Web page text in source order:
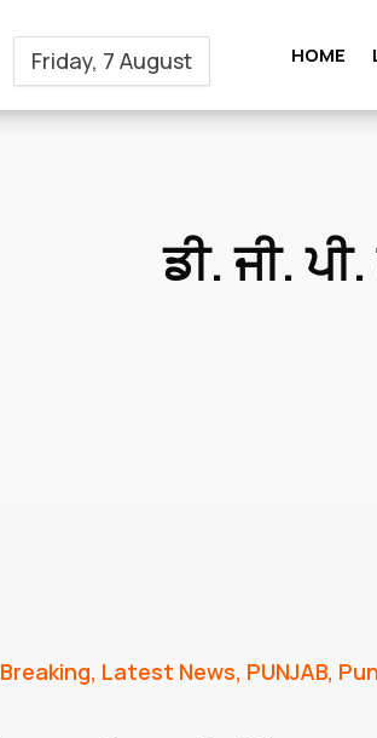
Friday, 7 August HOME
ਡੀ. ਜੀ.
Breaking, Latest News, PUNJAB,